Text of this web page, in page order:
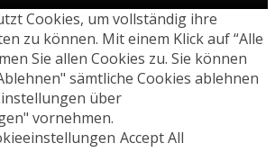
Cookies, um vollständig ihre
zu können. Mit einem Klick auf “Alle
Sie allen Cookies zu. Sie können
sämtliche Cookies ablehnen
über
vornehmen.
Accept All